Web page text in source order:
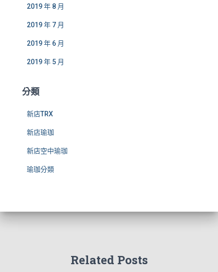
2019 年 8 月
2019 年 7 月
2019 年 6 月
2019 年 5 月
分類
新店TRX
新店瑜珈
新店空中瑜珈
瑜珈分類
Related Posts